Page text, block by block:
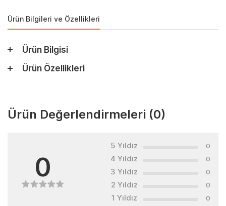
Ürün Bilgileri ve Özellikleri
Ürün Bilgisi
Ürün Özellikleri
Ürün Değerlendirmeleri (0)
0
5 Yıldız 0
4 Yıldız 0
3 Yıldız 0
2 Yıldız 0
1 Yıldız 0